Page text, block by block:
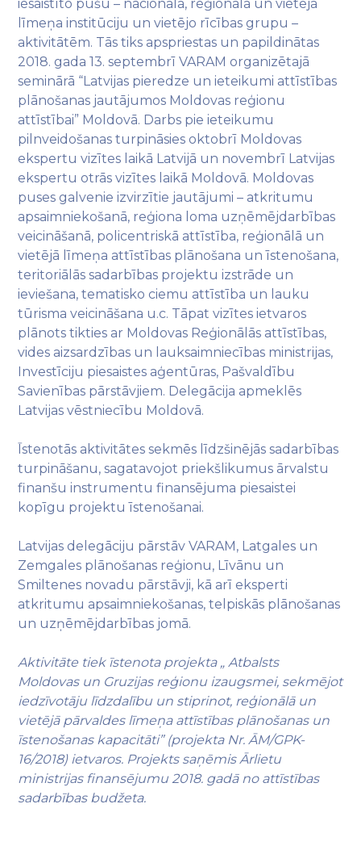
iesaistīto pušu – nacionālā, reģionālā un vietējā
līmeņa institūciju un vietējo rīcības grupu –
aktivitātēm. Tās tiks apspriestas un papildinātas
2018. gada 13. septembrī VARAM organizētajā
seminārā “Latvijas pieredze un ieteikumi attīstības
plānošanas jautājumos Moldovas reģionu
attīstībai” Moldovā. Darbs pie ieteikumu
pilnveidošanas turpināsies oktobrī Moldovas
ekspertu vizītes laikā Latvijā un novembrī Latvijas
ekspertu otrās vizītes laikā Moldovā. Moldovas
puses galvenie izvirzītie jautājumi – atkritumu
apsaimniekošanā, reģiona loma uzņēmējdarbības
veicināšanā, policentriskā attīstība, reģionālā un
vietējā līmeņa attīstības plānošana un īstenošana,
teritoriālās sadarbības projektu izstrāde un
ieviešana, tematisko ciemu attīstība un lauku
tūrisma veicināšana u.c. Tāpat vizītes ietvaros
plānots tikties ar Moldovas Reģionālās attīstības,
vides aizsardzības un lauksaimniecības ministrijas,
Investīciju piesaistes aģentūras, Pašvaldību
Savienības pārstāvjiem. Delegācija apmeklēs
Latvijas vēstniecību Moldovā.
Īstenotās aktivitātes sekmēs līdzšinējās sadarbības
turpināšanu, sagatavojot priekšlikumus ārvalstu
finanšu instrumentu finansējuma piesaistei
kopīgu projektu īstenošanai.
Latvijas delegāciju pārstāv VARAM, Latgales un
Zemgales plānošanas reģionu, Līvānu un
Smiltenes novadu pārstāvji, kā arī eksperti
atkritumu apsaimniekošanas, telpiskās plānošanas
un uzņēmējdarbības jomā.
Aktivitāte tiek īstenota projekta „ Atbalsts
Moldovas un Gruzijas reģionu izaugsmei, sekmējot
iedzīvotāju līdzdalību un stiprinot, reģionālā un
vietējā pārvaldes līmeņa attīstības plānošanas un
īstenošanas kapacitāti” (projekta Nr. ĀM/GPK-
16/2018) ietvaros. Projekts saņēmis Ārlietu
ministrijas finansējumu 2018. gadā no attīstības
sadarbības budžeta.